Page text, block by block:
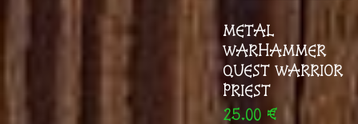
METAL
WARHAMMER
QUEST WARRIOR
PRIEST
25.00 €